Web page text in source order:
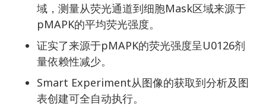
域，测量从荧光通道到细胞Mask区域来源于
pMAPK的平均荧光强度。
证实了来源于pMAPK的荧光强度呈U0126剂
量依赖性减少。
Smart Experiment从图像的获取到分析及图
表创建可全自动执行。